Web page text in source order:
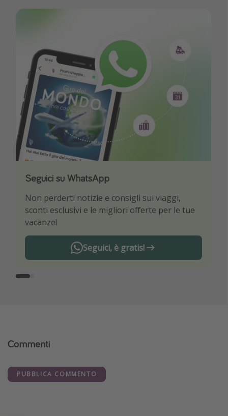
Seguici su WhatsApp
Non perderti notizie e consigli sui viaggi,
sconti esclusivi e le migliori offerte per le tue
vacanze!
Seguici, è gratis!
Scarica la nostra App
Sii il primo a conoscere le migliori offerte di
viaggio
Commenti
PUBBLICA COMMENTO